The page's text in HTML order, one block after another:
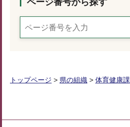
トップページ > 県の組織 > 体育健康課